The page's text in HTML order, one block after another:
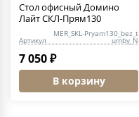
Стол офисный Домино
Лайт СКЛ-Прям130
Артикул
MER_SKL-Pryam130_bez_t
umby_N
7 050 ₽
В корзину